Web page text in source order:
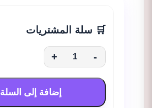
🛒 سلة المشتريات
-
+
إضافة إلى السلة